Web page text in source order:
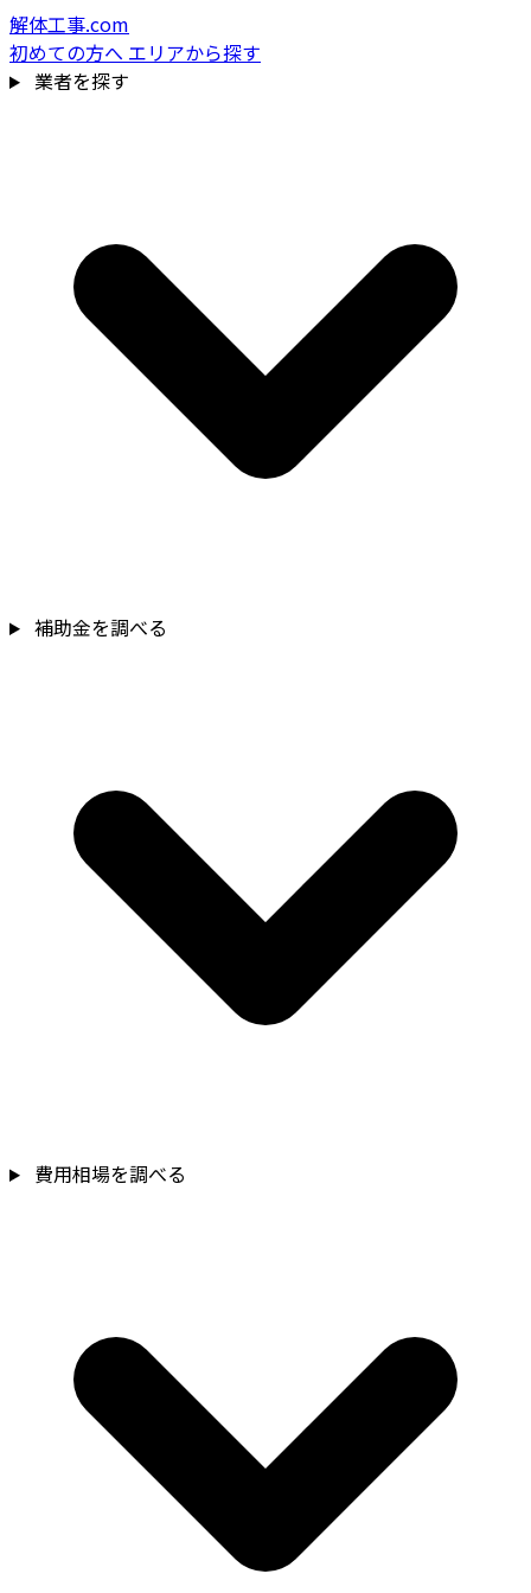
解体工事.com
初めての方へ エリアから探す
業者を探す
補助金を調べる
費用相場を調べる